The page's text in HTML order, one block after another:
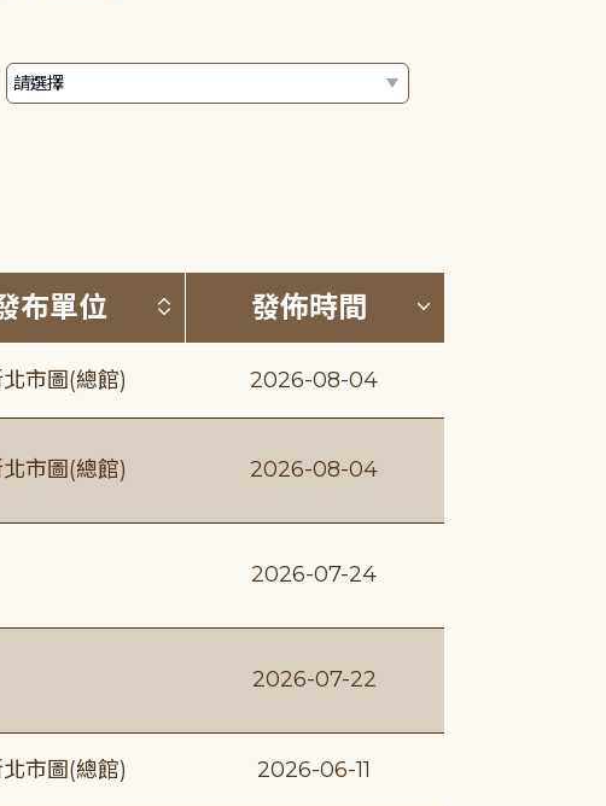
序 (升降冪)
布單位 按發布單位排序 (升降冪)
發佈時間 按發佈時間
市圖(總館) 2026-08-04
市圖(總館) 2026-08-04
2026-07-24
2026-07-22
市圖(總館) 2026-06-11